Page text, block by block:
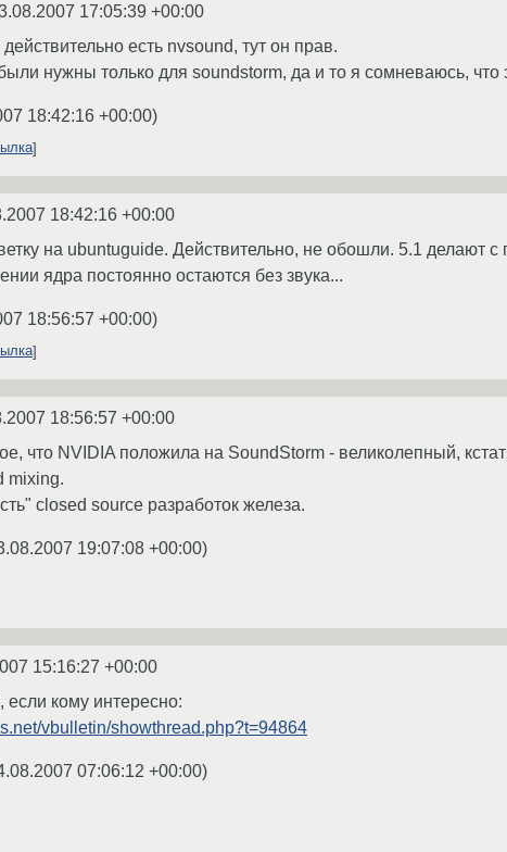
17:05:39 +00:00
есть nvsound, тут он прав.
нужны только для soundstorm, да и то я сомневаюсь, что
18:42:16 +00:00)
18:42:16 +00:00
на ubuntuguide. Действительно, не обошли. 5.1 делают
ядра постоянно остаются без звука...
18:56:57 +00:00)
18:56:57 +00:00
что NVIDIA положила на SoundStorm - великолепный,
mixing.
closed source разработок железа.
19:07:08 +00:00)
15:16:27 +00:00
если кому интересно:
vbulletin/showthread.php?t=94864
07:06:12 +00:00)